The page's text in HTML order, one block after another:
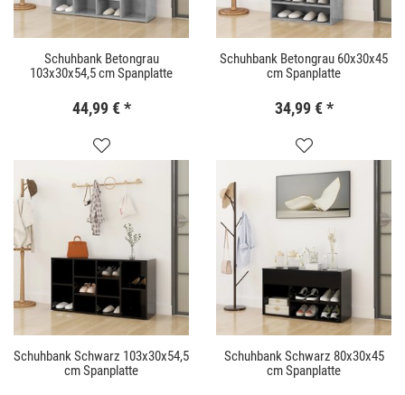
Schuhbank Betongrau
103x30x54,5 cm Spanplatte
44,99 € *
Schuhbank Betongrau 60x30x45
cm Spanplatte
34,99 € *
Schuhbank Schwarz 103x30x54,5
cm Spanplatte
Schuhbank Schwarz 80x30x45
cm Spanplatte